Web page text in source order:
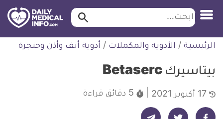
التخطي
للمحتوى
طبية
ابحث ابحث…
الرئيسية / الأدوية والمكملات / أدوية أنف وأذن وحنجرة
بيتاسيرك Betaserc
5 دقائق قراءة
شارك على فيسبوك - ديلي ميديكال انفو شارك على تويتر - ديلي ميديكال انفو شارك على تيليجرام - ديلي ميديكال انفو